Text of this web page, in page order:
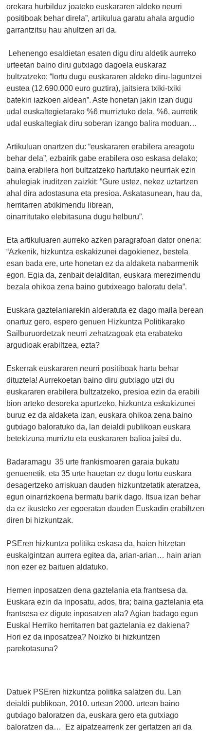
orekara hurbilduz joateko euskararen aldeko neurri
positiboak behar direla”, artikulua garatu ahala argudio
garrantzitsu hau ahultzen ari da.
Lehenengo esaldietan esaten digu diru aldetik aurreko
urteetan baino diru gutxiago dagoela euskaraz
bultzatzeko: “lortu dugu euskararen aldeko diru-laguntzei
eustea (12.690.000 euro guztira), jaitsiera txiki-txiki
batekin iazkoen aldean”. Aste honetan jakin izan dugu
udal euskaltegietarako %6 murriztuko dela, %6, aurretik
udal euskaltegiak diru soberan izango balira moduan…
Artikuluan onartzen du: “euskararen erabilera areagotu
behar dela”, ezbairik gabe erabilera oso eskasa delako;
baina erabilera hori bultzatzeko hartutako neurriak ezin
ahulegiak iruditzen zaizkit: ”Gure ustez, nekez uztartzen
ahal dira adostasuna eta presioa. Askatasunean, hau da,
herritarren atxikimendu librean,
oinarritutako elebitasuna dugu helburu”.
Eta artikuluaren aurreko azken paragrafoan dator onena:
“Azkenik, hizkuntza eskakizunei dagokienez, bestela
esan bada ere, urte honetan ez da aldaketa nabarmenik
egon. Egia da, zenbait deialditan, euskara merezimendu
bezala ohikoa zena baino gutxixeago baloratu dela”.
Euskara gaztelaniarekin alderatuta ez dago maila berean
onartuz gero, espero genuen Hizkuntza Politikarako
Sailburuordetzak neurri zehatzagoak eta erabateko
argudioak erabiltzea, ezta?
Eskerrak euskararen neurri positiboak hartu behar
dituztela! Aurrekoetan baino diru gutxiago utzi du
euskararen erabilera bultzatzeko, presioa ezin da erabili
bion arteko desoreka apurtzeko, hizkuntza eskakizunei
buruz ez da aldaketa izan, euskara ohikoa zena baino
gutxiago baloratuko da, lan deialdi publikoan euskara
betekizuna murriztu eta euskararen balioa jaitsi du.
Badaramagu 35 urte frankismoaren garaia bukatu
genuenetik, eta 35 urte hauetan ez dugu lortu euskara
desagertzeko arriskuan dauden hizkuntzetatik ateratzea,
egun oinarrizkoena bermatu barik dago. Itsua izan behar
da ez ikusteko zer egoeratan dauden Euskadin erabiltzen
diren bi hizkuntzak.
PSEren hizkuntza politika eskasa da, haien hitzetan
euskalgintzan aurrera egitea da, arian-arian… hain arian
non ezer ez baituen aldatuko.
Hemen inposatzen dena gaztelania eta frantsesa da.
Euskara ezin da inposatu, ados, tira; baina gaztelania eta
frantsesa ez digute inposatzen ala? Agian badago egun
Euskal Herriko herritarren bat gaztelania ez dakiena?
Hori ez da inposatzea? Noizko bi hizkuntzen
parekotasuna?
Datuek PSEren hizkuntza politika salatzen du. Lan
deialdi publikoan, 2010. urtean 2000. urtean baino
gutxiago baloratzen da, euskara gero eta gutxiago
baloratzen da… Ez aipatzearrenk zer gertatzen ari da